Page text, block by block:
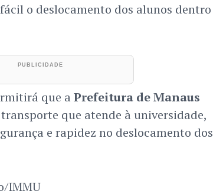
o deslocamento dos alunos dentro
que a Prefeitura de Manaus
que atende à universidade,
e rapidez no deslocamento dos
IMMU